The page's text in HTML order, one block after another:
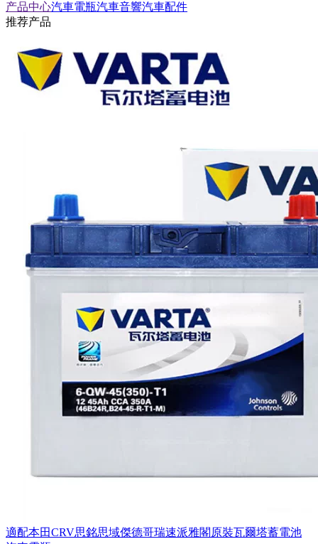
产品中心汽車電瓶汽車音響汽車配件
推荐产品
適配本田CRV思銘思域傑德哥瑞速派雅閣原裝瓦爾塔蓄電池